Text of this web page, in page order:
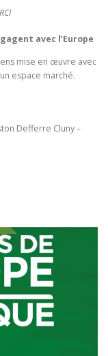
avec l’Europe
mise en œuvre avec
espace marché.
Defferre Cluny –